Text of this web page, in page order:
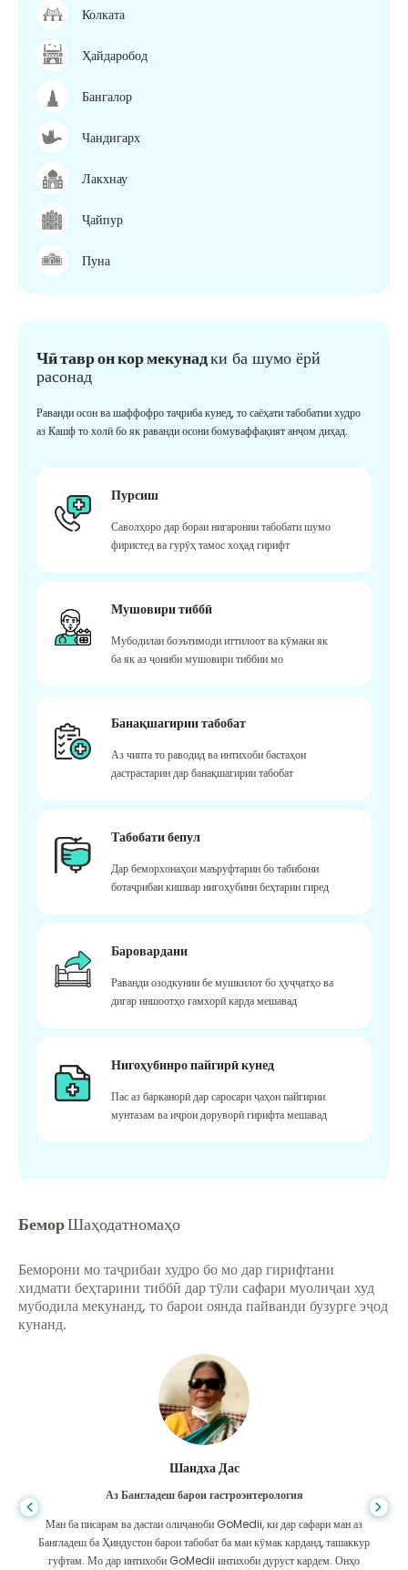
Колката
Ҳайдаробод
Бангалор
Чандигарх
Лакхнау
Ҷайпур
Пуна
Чӣ тавр он кор мекунадки ба шумо ёрй
расонад
Раванди осон ва шаффофро таҷриба кунед, то саёҳати табобатии худро
аз Кашф то холӣ бо як раванди осони бомуваффақият анҷом диҳад.
Пурсиш
Саволҳоро дар бораи нигаронии табобати шумо
фиристед ва гурӯҳ тамос хоҳад гирифт
Мушовири тиббӣ
Мубодилаи боэътимоди иттилоот ва кӯмаки як
ба як аз ҷониби мушовири тиббии мо
Банақшагирии табобат
Аз чипта то раводид ва интихоби бастаҳои
дастрастарин дар банақшагирии табобат
Табобати бепул
Дар беморхонаҳои маъруфтарин бо табибони
ботаҷрибаи кишвар нигоҳубини беҳтарин гиред
Баровардани
Раванди озодкунии бе мушкилот бо ҳуҷҷатҳо ва
дигар иншоотҳо ғамхорӣ карда мешавад
Нигоҳубинро пайгирӣ кунед
Пас аз барканорӣ дар саросари ҷаҳон пайгирии
мунтазам ва иҷрои доруворӣ гирифта мешавад
БеморШаҳодатномаҳо
Беморони мо таҷрибаи худро бо мо дар гирифтани
хидмати беҳтарини тиббӣ дар тӯли сафари муолиҷаи худ
мубодила мекунанд, то барои оянда пайванди бузурге эҷод
кунанд.
Шандха Дас
Аз Бангладеш барои гастроэнтерология
Ман ба писарам ва дастаи олиҷаноби GoMedii, ки дар сафари ман аз
Бангладеш ба Ҳиндустон барои табобат ба ман кӯмак карданд, ташаккур
гуфтам. Мо дар интихоби GoMedii интихоби дуруст кардем. Онҳо